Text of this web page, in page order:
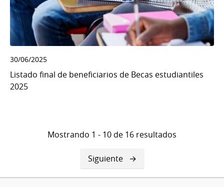
30/06/2025
Listado final de beneficiarios de Becas estudiantiles
2025
Mostrando 1 - 10 de 16 resultados
Siguiente
página
Siguiente